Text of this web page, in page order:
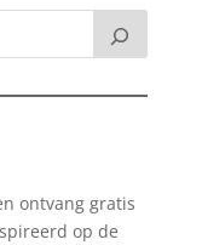
ontvang gratis
op de